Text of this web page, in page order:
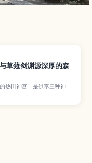
草薙剑渊源深厚的森
热田神宫，是供奉三种神器
重要神社之一，境内林木繁
文介绍本宫、收藏约数千件